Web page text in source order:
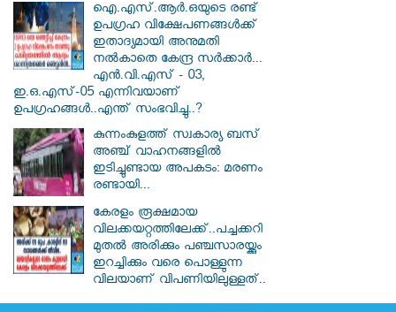
ഐ.എസ്.ആർ.ഒയുടെ രണ്ട്
ഉപഗ്രഹ വിക്ഷേപണങ്ങൾക്ക്
ഇതാദ്യമായി അനുമതി
നൽകാതെ കേന്ദ്ര സർക്കാർ...
എൻ.വി.എസ് - 03,
ഇ.ഒ.എസ്-05 എന്നിവയാണ്
ഉപഗ്രഹങ്ങൾ..എന്ത് സംഭവിച്ചു..?
കുന്നംകുളത്ത് സ്വകാര്യ ബസ്
അഞ്ച് വാഹനങ്ങളിൽ
ഇടിച്ചുണ്ടായ അപകടം: മരണം
രണ്ടായി...
കേരളം രൂക്ഷമായ
വിലക്കയറ്റത്തിലേക്ക്..പച്ചക്കറി
മുതൽ അരിക്കും പഞ്ചസാരയ്ക്കും
ഇറച്ചിക്കും വരെ പൊള്ളുന്ന
വിലയാണ് വിപണിയിലുള്ളത്..